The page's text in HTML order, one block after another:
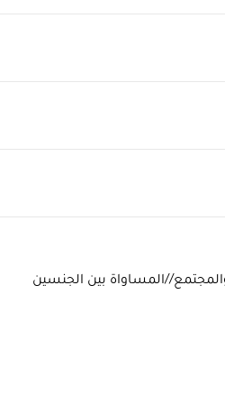
والمجتمع//المساواة بين الجنسين